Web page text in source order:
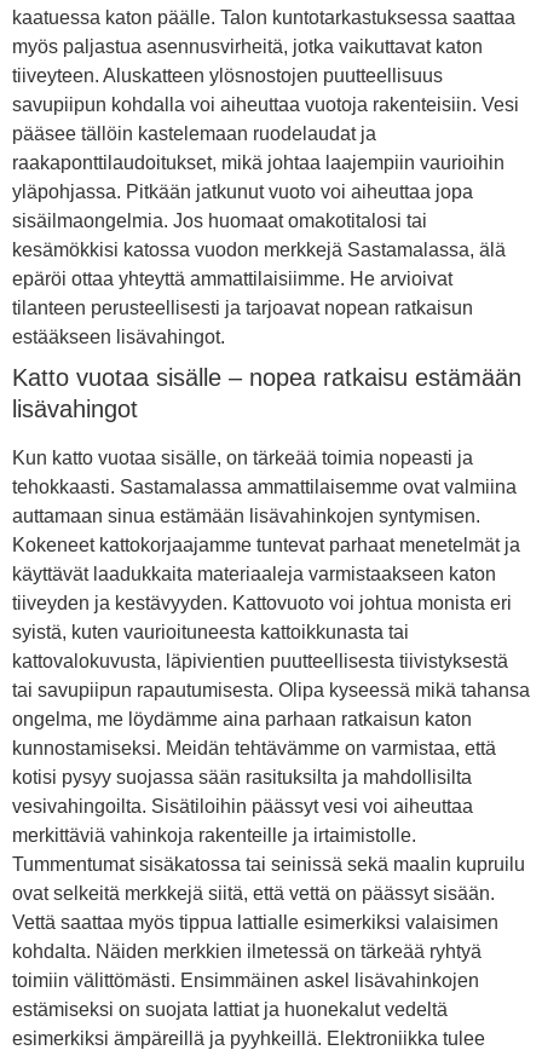
kaatuessa katon päälle. Talon kuntotarkastuksessa saattaa
myös paljastua asennusvirheitä, jotka vaikuttavat katon
tiiveyteen. Aluskatteen ylösnostojen puutteellisuus
savupiipun kohdalla voi aiheuttaa vuotoja rakenteisiin. Vesi
pääsee tällöin kastelemaan ruodelaudat ja
raakaponttilaudoitukset, mikä johtaa laajempiin vaurioihin
yläpohjassa. Pitkään jatkunut vuoto voi aiheuttaa jopa
sisäilmaongelmia. Jos huomaat omakotitalosi tai
kesämökkisi katossa vuodon merkkejä Sastamalassa, älä
epäröi ottaa yhteyttä ammattilaisiimme. He arvioivat
tilanteen perusteellisesti ja tarjoavat nopean ratkaisun
estääkseen lisävahingot.
Katto vuotaa sisälle – nopea ratkaisu estämään
lisävahingot
Kun katto vuotaa sisälle, on tärkeää toimia nopeasti ja
tehokkaasti. Sastamalassa ammattilaisemme ovat valmiina
auttamaan sinua estämään lisävahinkojen syntymisen.
Kokeneet kattokorjaajamme tuntevat parhaat menetelmät ja
käyttävät laadukkaita materiaaleja varmistaakseen katon
tiiveyden ja kestävyyden. Kattovuoto voi johtua monista eri
syistä, kuten vaurioituneesta kattoikkunasta tai
kattovalokuvusta, läpivientien puutteellisesta tiivistyksestä
tai savupiipun rapautumisesta. Olipa kyseessä mikä tahansa
ongelma, me löydämme aina parhaan ratkaisun katon
kunnostamiseksi. Meidän tehtävämme on varmistaa, että
kotisi pysyy suojassa sään rasituksilta ja mahdollisilta
vesivahingoilta. Sisätiloihin päässyt vesi voi aiheuttaa
merkittäviä vahinkoja rakenteille ja irtaimistolle.
Tummentumat sisäkatossa tai seinissä sekä maalin kupruilu
ovat selkeitä merkkejä siitä, että vettä on päässyt sisään.
Vettä saattaa myös tippua lattialle esimerkiksi valaisimen
kohdalta. Näiden merkkien ilmetessä on tärkeää ryhtyä
toimiin välittömästi. Ensimmäinen askel lisävahinkojen
estämiseksi on suojata lattiat ja huonekalut vedeltä
esimerkiksi ämpäreillä ja pyyhkeillä. Elektroniikka tulee